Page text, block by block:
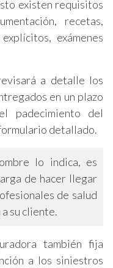
existen requisitos
recetas,
exámenes
a detalle los
en un plazo
padecimiento del
detallado.
lo indica, es
de hacer llegar
de salud
su cliente.
también fija
a los siniestros